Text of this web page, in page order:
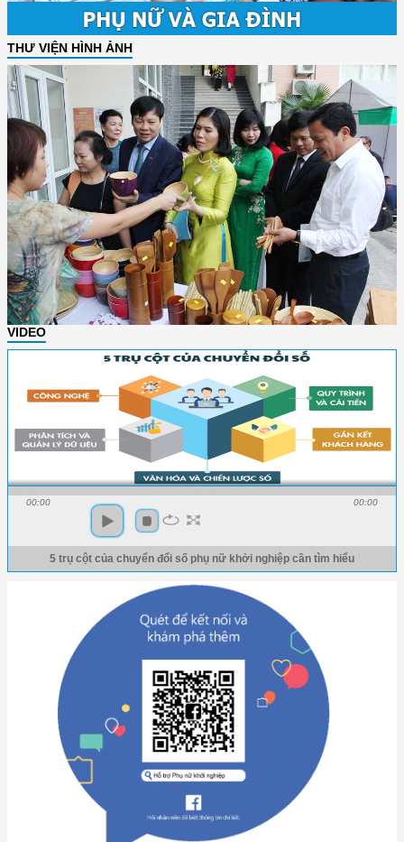
THƯ VIỆN HÌNH ẢNH
VIDEO
00:00 00:00
5 trụ cột của chuyển đổi số phụ nữ khởi nghiệp cần tìm hiểu